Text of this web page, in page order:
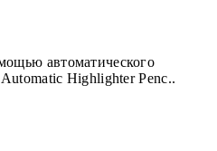
автоматического
Highlighter Penc..